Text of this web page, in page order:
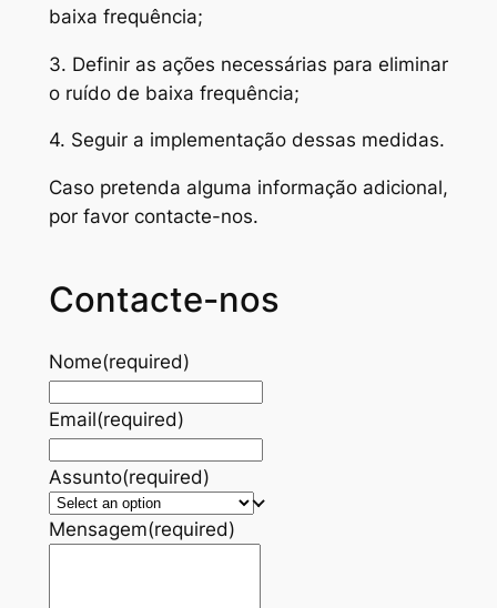
baixa frequência;
3. Definir as ações necessárias para eliminar
o ruído de baixa frequência;
4. Seguir a implementação dessas medidas.
Caso pretenda alguma informação adicional,
por favor contacte-nos.
Contacte-nos
Nome(required)
Email(required)
Assunto(required)
Mensagem(required)